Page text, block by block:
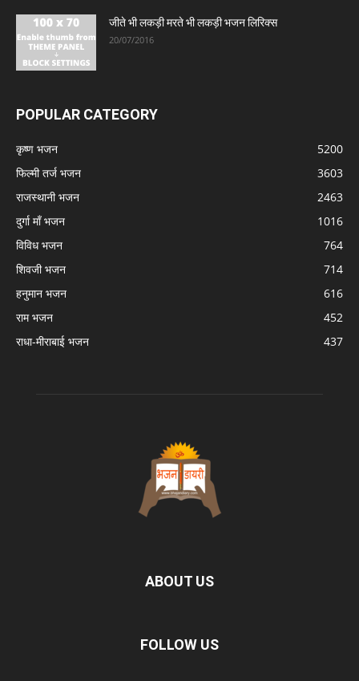
जीते भी लकड़ी मरते भी लकड़ी भजन लिरिक्स
20/07/2016
POPULAR CATEGORY
कृष्ण भजन
5200
फिल्मी तर्ज भजन
3603
राजस्थानी भजन
2463
दुर्गा माँ भजन
1016
विविध भजन
764
शिवजी भजन
714
हनुमान भजन
616
राम भजन
452
राधा-मीराबाई भजन
437
ABOUT US
FOLLOW US